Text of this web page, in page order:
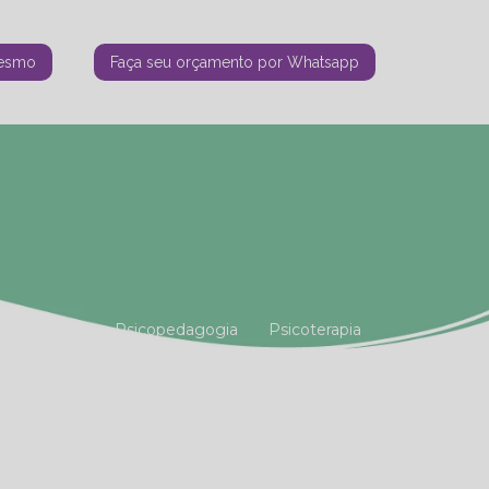
Faça seu orçamento por Whatsapp
Psicopedagogia Psicoterapia